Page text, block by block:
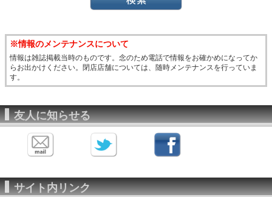
※情報のメンテナンスについて
情報は雑誌掲載当時のものです。念のため電話で情報をお確かめになってか
らお出かけください。閉店店舗については、随時メンテナンスを行っていま
す。
友人に知らせる
サイト内リンク